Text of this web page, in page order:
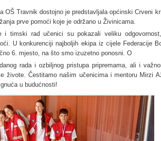
OŠ Travnik dostojno je predstavljala općinski Crveni
prve pomoći koje je održano u Živinicama.
i timski rad učenici su pokazali veliku
U konkurenciji najboljih ekipa iz cijele Federacije
6. mjesto, na što smo izuzetno ponosni. O
rada i ozbiljnog pristupa pripremama, ali i
živote. Čestitamo našim učenicima i mentoru Mirzi
u budućnosti!